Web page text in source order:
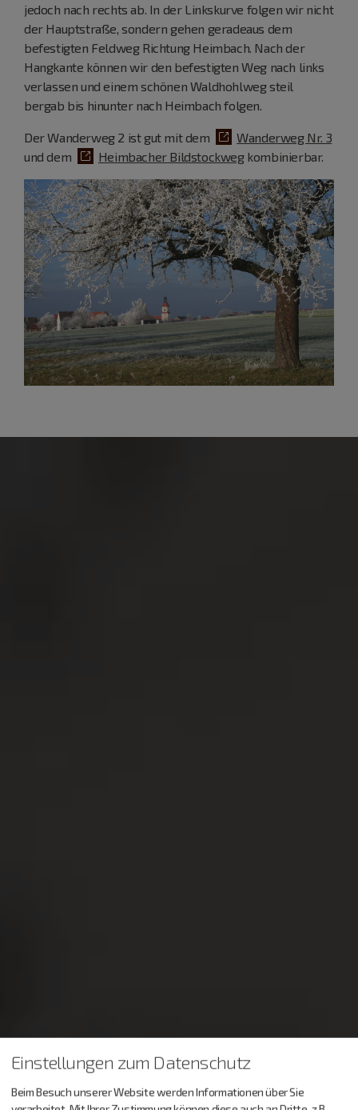
jedoch nach rechts ab. In der Linkskurve folgen wir nicht
der Hauptstraße, sondern gehen geradeaus dem
befestigten Feldweg Richtung Heimbach. Nach der
Hangkante können wir den befestigten Weg nach links
verlassen und einem schönen Waldhohlweg steil
bergab bis hinunter nach Heimbach folgen.
Der Wanderweg 2 ist gut mit dem
Wanderweg Nr. 3
und dem
Heimbacher Bildstockwegkombinierbar.
Einstellungen zum Datenschutz
Beim Besuch unserer Website werden Informationen über Sie